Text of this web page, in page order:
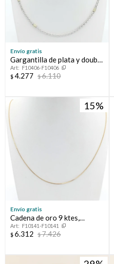
Envío gratis
Gargantilla de plata y double
en oro 18 ktes, ESPIGA
F10406-F10406
$ 4.277 $6.110
15
Envío gratis
Cadena de oro 9 ktes,
VENECIANA.
F10141-F10141
$ 6.312 $7.426